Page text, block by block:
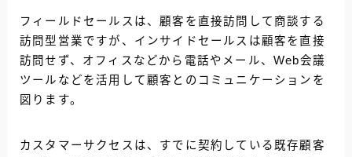
フィールドセールスは、顧客を直接訪問して商談する
訪問型営業ですが、インサイドセールスは顧客を直接
訪問せず、オフィスなどから電話やメール、Web会議
ツールなどを活用して顧客とのコミュニケーションを
図ります。
カスタマーサクセスは、すでに契約している既存顧客